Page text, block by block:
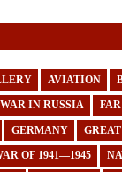
AVIATION
IN RUSSIA
GERMANY
OF 1941—1945